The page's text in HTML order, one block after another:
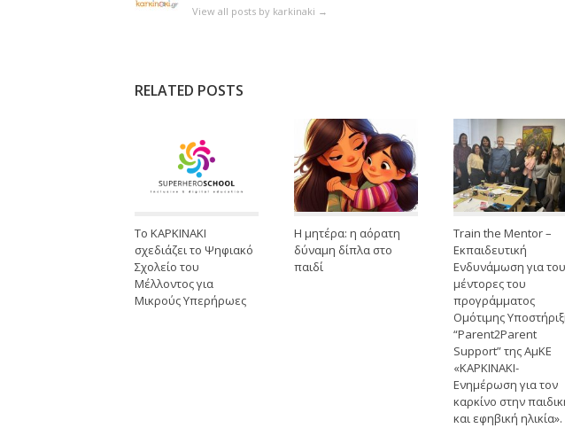
View all posts by karkinaki →
RELATED POSTS
Το ΚΑΡΚΙΝΑΚΙ
σχεδιάζει το Ψηφιακό
Σχολείο του
Μέλλοντος για
Μικρούς Υπερήρωες
Η μητέρα: η αόρατη
δύναμη δίπλα στο
παιδί
Train the Mentor –
Εκπαιδευτική
Ενδυνάμωση για
μέντορες του
προγράμματος
Ομότιμης
“Parent2Parent
Support” της ΑμΚΕ
«ΚΑΡΚΙΝΑΚΙ-
Ενημέρωση για τον
καρκίνο στην
και εφηβική ηλικία».